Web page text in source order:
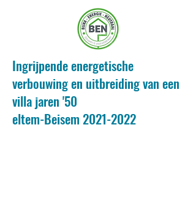
Ingrijpende energetische
verbouwing en uitbreiding van een
villa jaren '50
eltem-Beisem 2021-2022